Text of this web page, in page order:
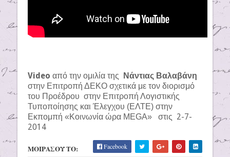
Video από την ομιλία της
Νάντιας Βαλαβάνη
στην Επιτροπή ΔΕΚΟ σχετικά με τον διορισμό
του Προέδρου στην Επιτροπή Λογιστικής
Τυποποίησης και Έλεγχου (ΕΛΤΕ) στην
Εκπομπή «Κοινωνία ώρα MEGA»
στις 2-7-
2014
ΜΟΙΡΑΣΟΥ ΤΟ: Facebook